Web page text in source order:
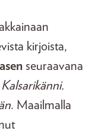
kirjoista,
seuraavana
Kalsarikänni.
. Maailmalla